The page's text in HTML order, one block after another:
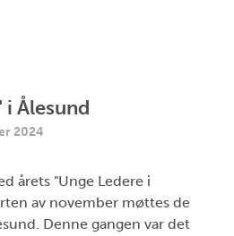
i Ålesund
2024
årets "Unge Ledere i
av november møttes de
Denne gangen var det